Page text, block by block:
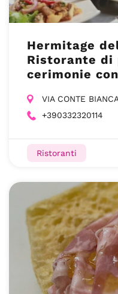
Hermitage
Ristorante di
cerimonie
VIA CONTE
+390332320114
Ristoranti